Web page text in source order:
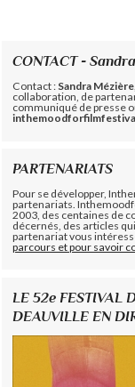
CONTACT -
Contact : Sandra Mézière
collaboration, de
communiqué de presse
PARTENARIATS
Pour se développer,
partenariats.
2003, des centaines de
décernés, des articles
partenariat vous
parcours et pour savoir
LE 52e FESTIVAL
DEAUVILLE EN